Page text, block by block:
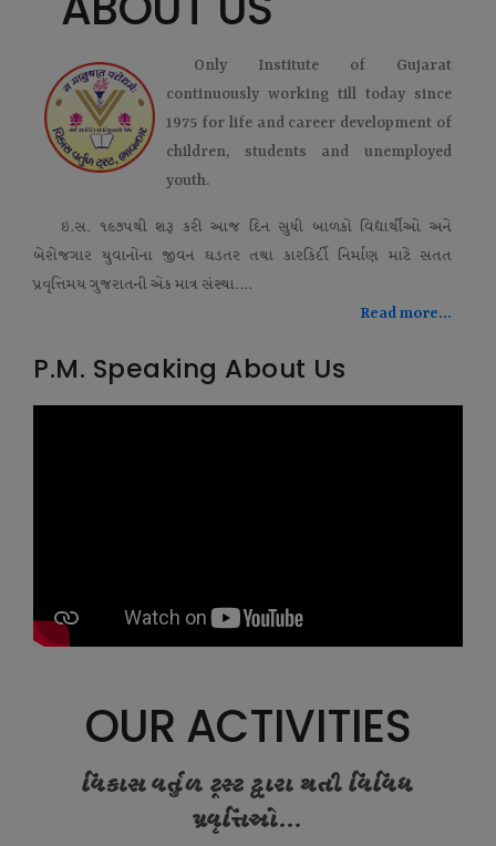
Only Institute of Gujarat
continuously working till today since
1975 for life and career development of
children, students and unemployed
youth.
ઇ.સ. ૧૯૭૫થી શરૂ કરી આજ દિન સુધી બાળકો વિદ્યાર્થીઓ અને
બેરોજગાર યુવાનોના જીવન ઘડતર તથા કારકિર્દી નિર્માણ માટે સતત
પ્રવૃત્તિમય ગુજરાતની એક માત્ર સંસ્થા....
Read more...
P.M. Speaking About Us
OUR ACTIVITIES
વિકાસ વર્તુળ ટ્રસ્ટ દ્વારા થતી વિવિધ
પ્રવૃત્તિઓ...